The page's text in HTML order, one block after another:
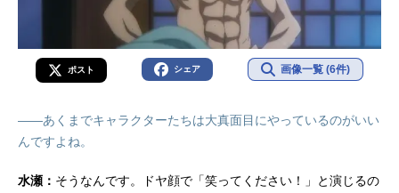
ポスト シェア 画像一覧 (6件)
――あくまでキャラクターたちは大真面目にやっているのがいい
んですよね。
水瀬： そうなんです。ドヤ顔で「笑ってください！」と演じるの